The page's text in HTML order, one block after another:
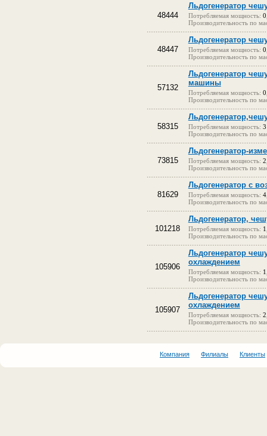
48444
Льдогенератор
Потребляемая мощность:
Производительность по
48447
Льдогенератор
Потребляемая мощность:
Производительность по
57132
Льдогенератор
машины
Потребляемая мощность:
Производительность по
58315 Потребляемая мощность:
Производительность по
73815
Льдогенератор-
Потребляемая мощность:
Производительность по
81629
Льдогенератор с
Потребляемая мощность:
Производительность по
101218
Льдогенератор,
Потребляемая мощность:
Производительность по
105906
Льдогенератор
охлаждением
Потребляемая мощность:
Производительность по
105907
Льдогенератор
охлаждением
Потребляемая мощность:
Производительность по
Компания Филиалы Клиенты